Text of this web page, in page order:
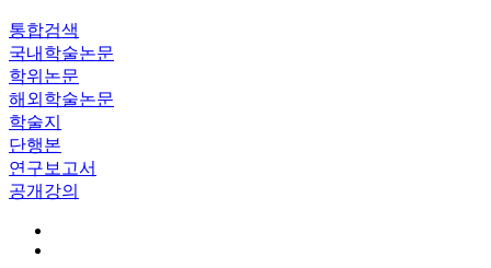
통합검색
국내학술논문
학위논문
해외학술논문
학술지
단행본
연구보고서
공개강의